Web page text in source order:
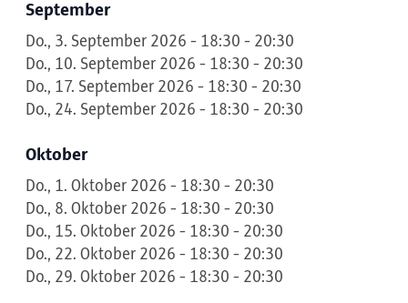
September
Do., 3. September 2026 - 18:30 - 20:30
Do., 10. September 2026 - 18:30 - 20:30
Do., 17. September 2026 - 18:30 - 20:30
Do., 24. September 2026 - 18:30 - 20:30
Oktober
Do., 1. Oktober 2026 - 18:30 - 20:30
Do., 8. Oktober 2026 - 18:30 - 20:30
Do., 15. Oktober 2026 - 18:30 - 20:30
Do., 22. Oktober 2026 - 18:30 - 20:30
Do., 29. Oktober 2026 - 18:30 - 20:30